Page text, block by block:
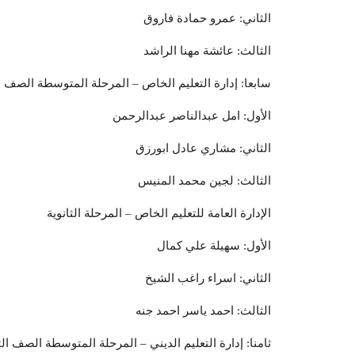
الثاني: عمرو حمادة فاروق
الثالث: عائشة مهنا الراشد
سابعا: إدارة التعليم الخاص – المرحلة المتوسطة الصف
الأول: امل عبدالناصر عبدالرحمن
الثاني: مشاري عادل ابورزق
الثالث: لجين محمد المنيس
الإدارة العامة للتعليم الخاص – المرحلة الثانوية
الأول: سهيلة علي كمال
الثاني: اسراء راغب الشيخ
الثالث: احمد ياسر احمد جنه
ثامنا: إدارة التعليم الديني – المرحلة المتوسطة الصف